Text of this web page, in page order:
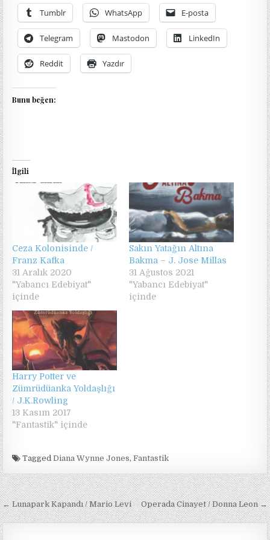
Tumblr WhatsApp E-posta
Telegram Mastodon LinkedIn
Reddit Yazdır
Bunu beğen:
İlgili
Ceza Kolonisinde /
Franz Kafka
31 Aralık 2020
"Yabancı Edebiyat"
içinde
Sakın Yatağın Altına
Bakma – J. Jose Millas
31 Ağustos 2021
"Yabancı Edebiyat"
içinde
Harry Potter ve
Zümrüdüanka Yoldaşlığı
/ J.K.Rowling
13 Kasım 2017
"Fantastik" içinde
TaggedDiana Wynne Jones,Fantastik
Yazı
gezinmesi
← Lunapark Kapandı / Mario Levi Operada Cinayet / Donna Leon →